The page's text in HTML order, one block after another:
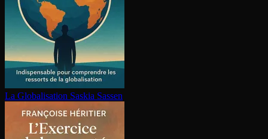
La Glo­ba­li­sa­tion Saskia Sassen